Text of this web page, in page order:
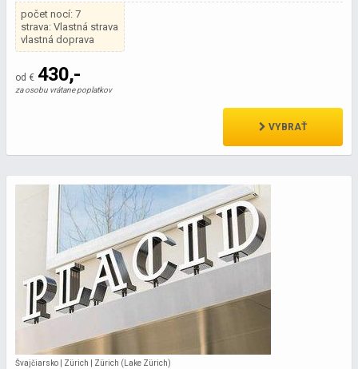
počet nocí: 7
strava: Vlastná strava
vlastná doprava
od € 430,-
za osobu vrátane poplatkov
VYBRAŤ
Švajčiarsko | Zürich | Zürich (Lake Zürich)